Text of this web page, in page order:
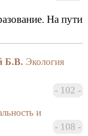
На пути
Б.В. Экология
102
и
108